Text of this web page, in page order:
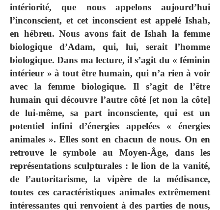
intériorité, que nous appelons aujourd’hui
l’inconscient, et cet inconscient est appelé Ishah,
en hébreu. Nous avons fait de Ishah la femme
biologique d’Adam, qui, lui, serait l’homme
biologique. Dans ma lecture, il s’agit du « féminin
intérieur » à tout être humain, qui n’a rien à voir
avec la femme biologique. Il s’agit de l’être
humain qui découvre l’autre côté [et non la côte]
de lui-même, sa part inconsciente, qui est un
potentiel infini d’énergies appelées « énergies
animales ». Elles sont en chacun de nous. On en
retrouve le symbole au Moyen-Âge, dans les
représentations sculpturales : le lion de la vanité,
de l’autoritarisme, la vipère de la médisance,
toutes ces caractéristiques animales extrêmement
intéressantes qui renvoient à des parties de nous,